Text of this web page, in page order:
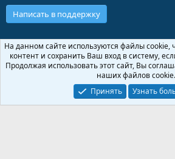
Написать в поддержку
Russian (RU)
Обратная связь
Условия и правила
Политика конфиденциальности
Помощь
Community platform by XenForo ® © 2010-2026
На данном сайте используются файлы cookie,
контент и сохранить Ваш вход в систему,
Продолжая использовать этот сайт, Вы
наших файлов cookie.
Принять
Узнать